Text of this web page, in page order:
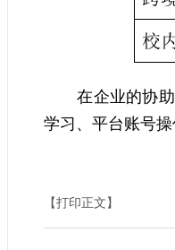
在企业的协
学习、平台账号
【打印正文】